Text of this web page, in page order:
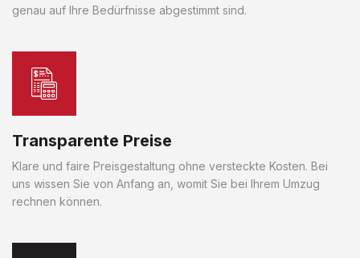
genau auf Ihre Bedürfnisse abgestimmt sind.
Transparente Preise
Klare und faire Preisgestaltung ohne versteckte Kosten. Bei
uns wissen Sie von Anfang an, womit Sie bei Ihrem Umzug
rechnen können.